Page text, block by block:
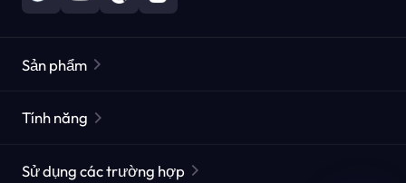
Sản phẩm
Các proxy dân cư tĩnh
Tính năng
Sử dụng các trường hợp